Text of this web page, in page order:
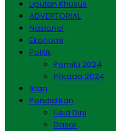
Liputan Khusus
ADVERTORIAL
Nasional
Ekonomi
Politik
Pemilu 2024
Pilkada 2024
Iklan
Pendidikan
Usia Dini
Dasar